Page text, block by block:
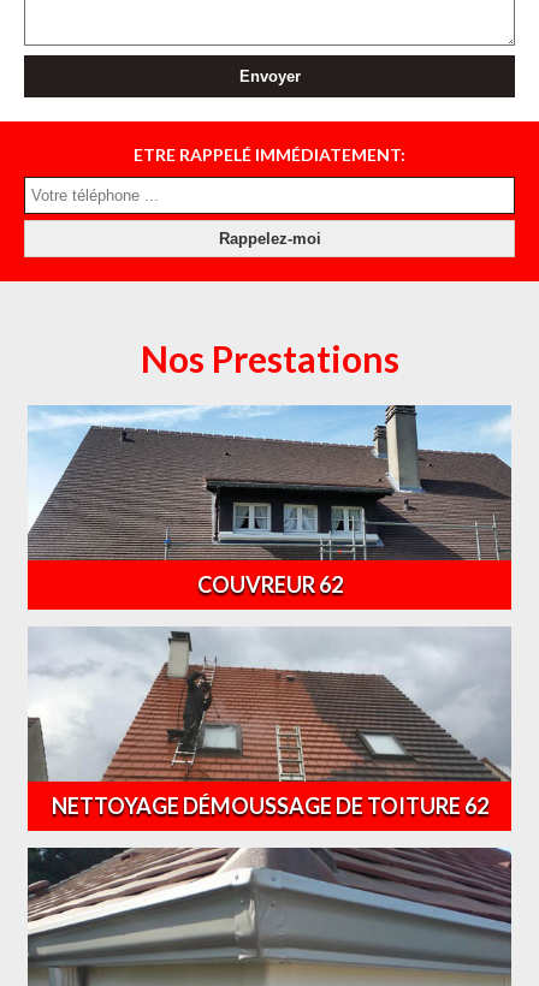
ETRE RAPPELÉ IMMÉDIATEMENT:
Nos Prestations
COUVREUR 62
NETTOYAGE DÉMOUSSAGE DE TOITURE 62